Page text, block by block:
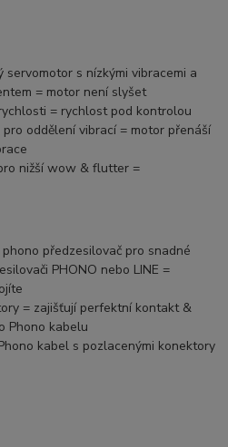
servomotor s nízkými vibracemi a
= motor není slyšet
= rychlost pod kontrolou
oddělení vibrací = motor přenáší
nižší wow & flutter =
předzesilovač pro snadné
PHONO nebo LINE =
= zajišťují perfektní kontakt &
Phono kabelu
kabel s pozlacenými konektory